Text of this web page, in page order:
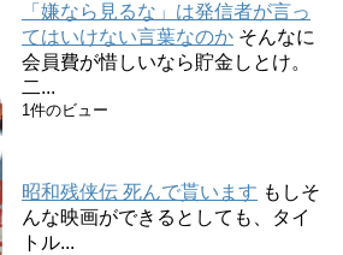
「嫌なら見るな」は発信者が言っ
てはいけない言葉なのか そんなに
会員費が惜しいなら貯金しとけ。
二...
1件のビュー
昭和残侠伝 死んで貰います もしそ
んな映画ができるとしても、タイ
トル...